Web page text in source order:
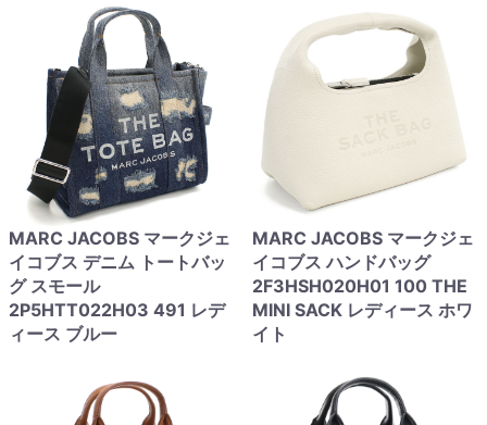
MARC JACOBS マークジェ
イコブス デニム トートバッ
グ スモール
2P5HTT022H03 491 レデ
ィース ブルー
MARC JACOBS マークジェ
イコブス ハンドバッグ
2F3HSH020H01 100 THE
MINI SACK レディース ホワ
イト